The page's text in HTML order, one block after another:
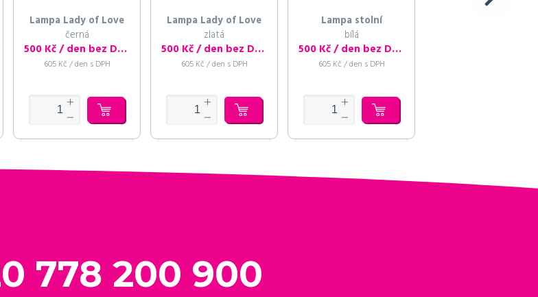
Lampa Lady of Love
černá
500 Kč / den bez DPH
605 Kč / den s DPH
Lampa Lady of Love
zlatá
500 Kč / den bez DPH
605 Kč / den s DPH
Lampa stolní
bílá
500 Kč / den bez DPH
605 Kč / den s DPH
778 200 900